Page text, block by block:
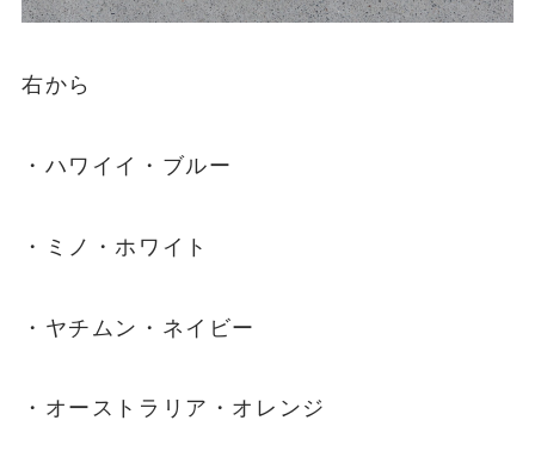
右から
・ハワイイ・ブルー
・ミノ・ホワイト
・ヤチムン・ネイビー
・オーストラリア・オレンジ